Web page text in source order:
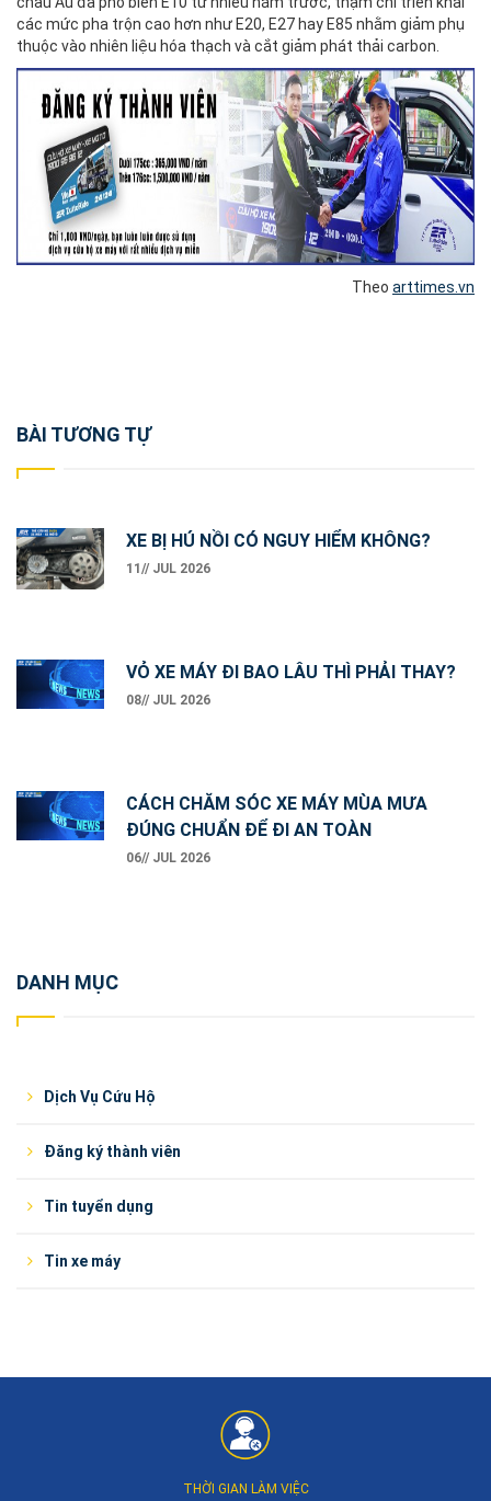
các mức pha trộn cao hơn như E20, E27 hay E85 nhằm giảm phụ
thuộc vào nhiên liệu hóa thạch và cắt giảm phát thải carbon.
Theo arttimes.vn
Post
navigation
BÀI TƯƠNG TỰ
XE BỊ HÚ NỒI CÓ NGUY HIỂM KHÔNG?
11// JUL 2026
VỎ XE MÁY ĐI BAO LÂU THÌ PHẢI THAY?
08// JUL 2026
CÁCH CHĂM SÓC XE MÁY MÙA MƯA
ĐÚNG CHUẨN ĐỂ ĐI AN TOÀN
06// JUL 2026
DANH MỤC
Dịch Vụ Cứu Hộ
Đăng ký thành viên
Tin tuyển dụng
Tin xe máy
THỜI GIAN LÀM VIỆC